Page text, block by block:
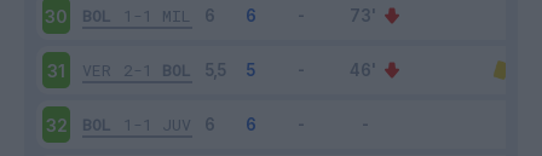
30 BOL 1-1 MIL
31 VER 2-1 BOL
32 BOL 1-1 JUV